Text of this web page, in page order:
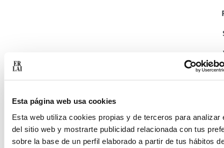
Esta página web usa cookies
Esta web utiliza cookies propias y de terceros para analizar
del sitio web y mostrarte publicidad relacionada con tus
sobre la base de un perfil elaborado a partir de tus hábitos